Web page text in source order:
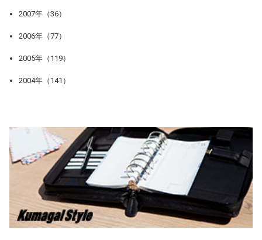
2007年（36）
2006年（77）
2005年（119）
2004年（141）